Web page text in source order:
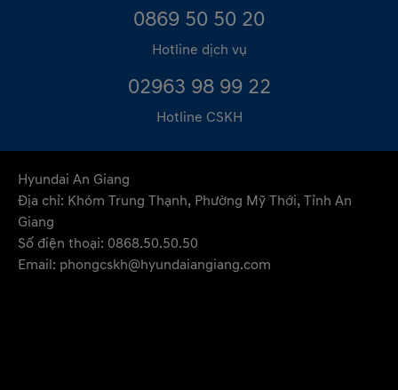
0869 50 50 20
Hotline dịch vụ
02963 98 99 22
Hotline CSKH
Hyundai An Giang
Địa chỉ: Khóm Trung Thạnh, Phường Mỹ Thới, Tỉnh An
Giang
Số điện thoại: 0868.50.50.50
Email: phongcskh@hyundaiangiang.com